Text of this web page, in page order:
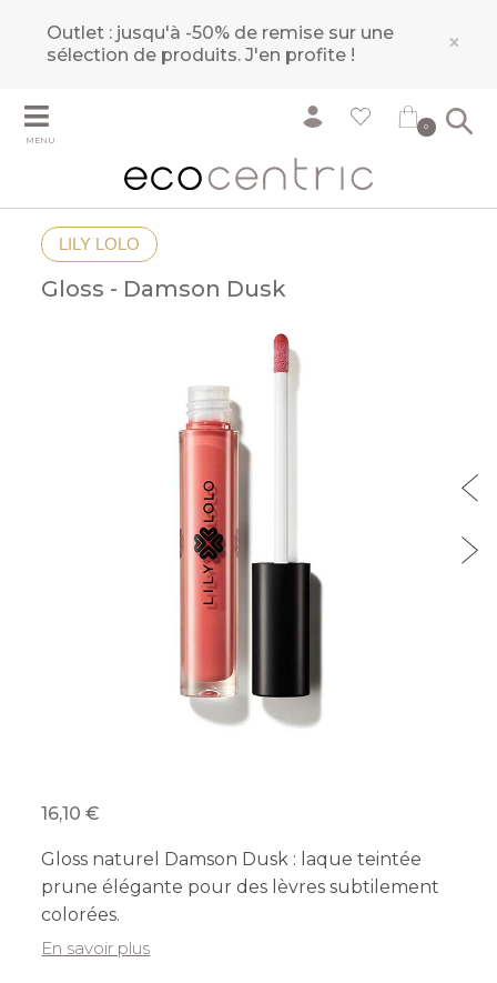
Outlet : jusqu'à -50% de remise sur une
sélection de produits.J'en profite ! ×
MENU
0
LILY LOLO
Gloss - Damson Dusk
16,10
Gloss naturel Damson Dusk : laque teintée
prune élégante pour des lèvres subtilement
colorées.
En savoir plus